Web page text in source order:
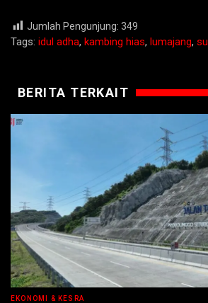
Jumlah Pengunjung: 349
Tags: idul adha, kambing hias, lumajang,
BERITA TERKAIT
EKONOMI & KESRA